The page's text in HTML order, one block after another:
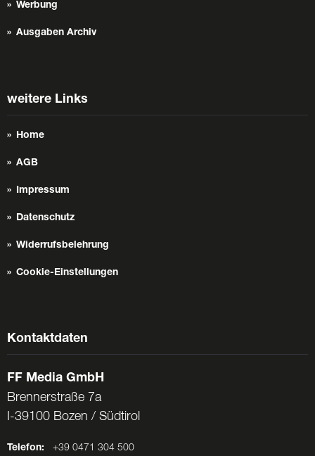
Werbung
Ausgaben Archiv
weitere Links
Home
AGB
Impressum
Datenschutz
Widerrufsbelehrung
Cookie-Einstellungen
Kontaktdaten
FF Media GmbH
Brennerstraße 7a
I-39100 Bozen / Südtirol
Telefon: +39 0471 304 500